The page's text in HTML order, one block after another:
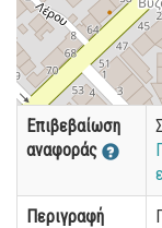
Επιβεβαίωση
αναφοράς
Περιγραφή